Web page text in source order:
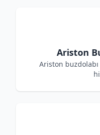
Ariston
Ariston buzdolabı